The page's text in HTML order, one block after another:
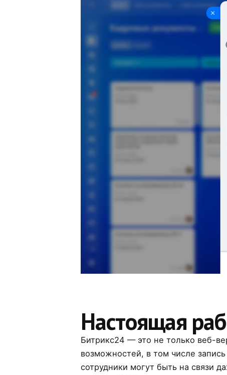
Настоящая
Битрикс24 — это не только веб-
возможностей, в том числе
сотрудники могут быть на связи